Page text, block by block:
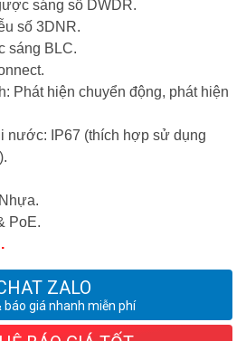
sáng số DWDR.
số 3DNR.
sáng BLC.
Phát hiện chuyển động, phát hiện
nước: IP67 (thích hợp sử dụng
PoE.
ZALO
báo giá nhanh miễn phí